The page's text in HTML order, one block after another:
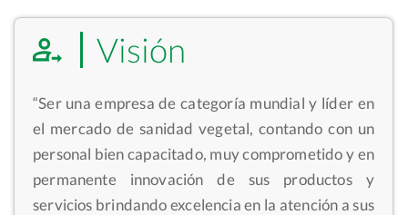
Visión
“Ser una empresa de categoría mundial y líder en
el mercado de sanidad vegetal, contando con un
personal bien capacitado, muy comprometido y en
permanente innovación de sus productos y
servicios brindando excelencia en la atención a sus